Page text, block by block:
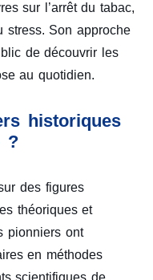
sur l’arrêt du tabac,
stress. Son approche
de découvrir les
au quotidien.
historiques
?
des figures
théoriques et
pionniers ont
en méthodes